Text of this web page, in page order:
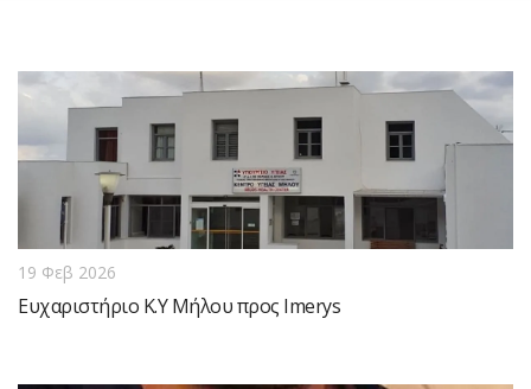
19 Φεβ 2026
Ευχαριστήριο Κ.Υ Μήλου προς Imerys